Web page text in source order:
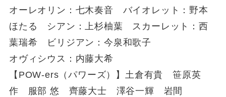
オーレオリン：七木奏音 バイオレット：野本
ほたる シアン：上杉柚葉 スカーレット：西
葉瑞希 ビリジアン：今泉和歌子
オヴィシウス：内藤大希
【POW-ers（パワーズ）】土倉有貴 笹原英
作 服部 悠 齊藤大士 澤谷一輝 岩間